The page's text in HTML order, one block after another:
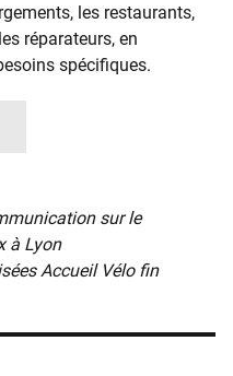
les restaurants,
réparateurs, en
spécifiques.
sur le
à Lyon
Accueil Vélo fin